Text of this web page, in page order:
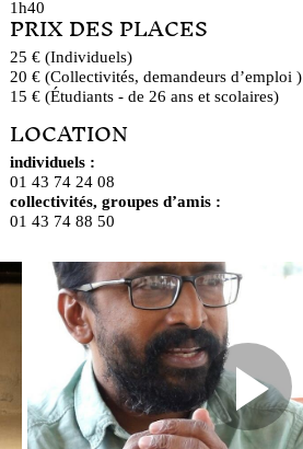
1h40
PRIX DES PLACES
25 € (Individuels)
20 € (Collectivités, demandeurs d’emploi )
15 € (Étudiants - de 26 ans et scolaires)
LOCATION
individuels :
01 43 74 24 08
collectivités, groupes d’amis :
01 43 74 88 50